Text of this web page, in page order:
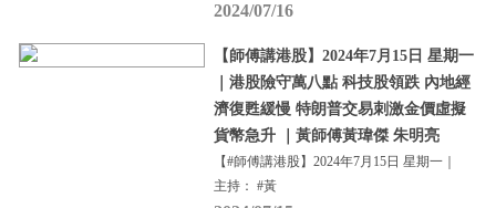
2024/07/16
【師傅講港股】2024年7月15日 星期一
｜港股險守萬八點 科技股領跌 內地經
濟復甦緩慢 特朗普交易刺激金價虛擬
貨幣急升 ｜黃師傅黃瑋傑 朱明亮
【#師傅講港股】2024年7月15日 星期一｜
主持： #黃